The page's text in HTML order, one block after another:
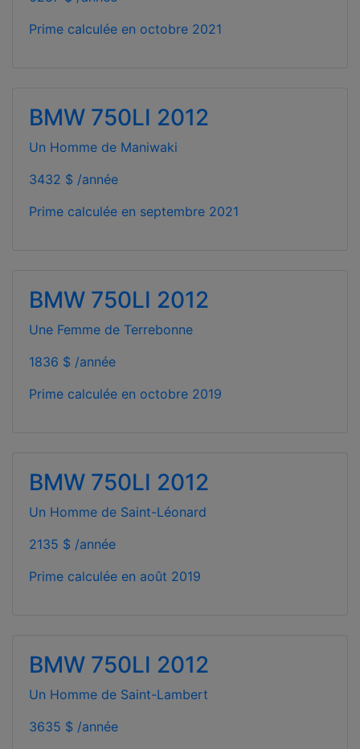
Prime calculée en octobre 2021
BMW 750LI 2012
Un Homme de Maniwaki
3432 $ /année
Prime calculée en septembre 2021
BMW 750LI 2012
Une Femme de Terrebonne
1836 $ /année
Prime calculée en octobre 2019
BMW 750LI 2012
Un Homme de Saint-Léonard
2135 $ /année
Prime calculée en août 2019
BMW 750LI 2012
Un Homme de Saint-Lambert
3635 $ /année